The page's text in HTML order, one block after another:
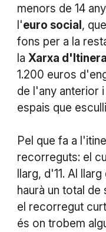
menors de 14
l'euro social ,
fons per a la
la Xarxa
1.200 euros
de l'any anterior
espais que
Pel que fa a
recorreguts: el
llarg, d'11. Al
haurà un total
el recorregut
és on trobem